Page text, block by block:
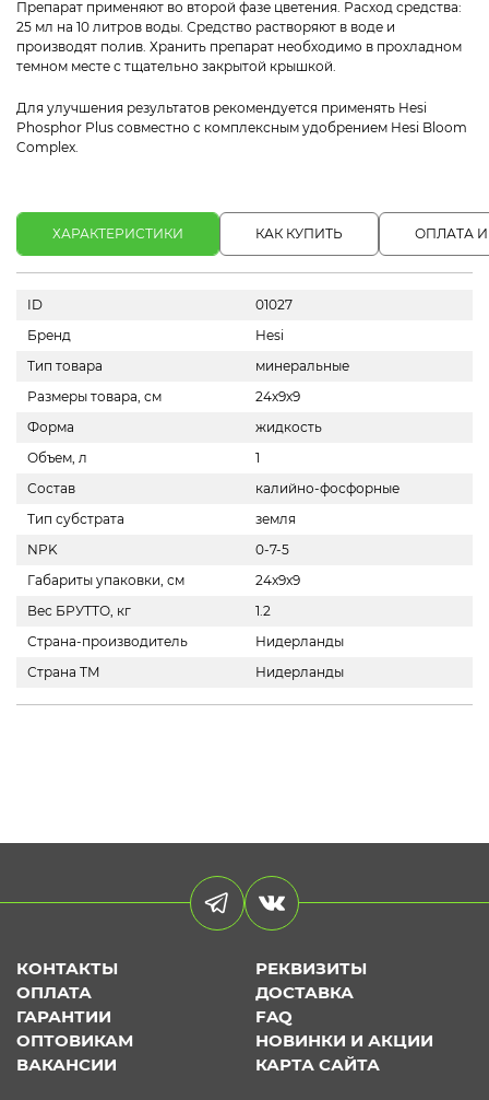
Препарат применяют во второй фазе цветения. Расход средства:
25 мл на 10 литров воды. Средство растворяют в воде и
производят полив. Хранить препарат необходимо в прохладном
темном месте с тщательно закрытой крышкой.
Для улучшения результатов рекомендуется применять Hesi
Phosphor Plus совместно с комплексным удобрением Hesi Bloom
Complex.
ХАРАКТЕРИСТИКИ КАК КУПИТЬ ОПЛАТА
ID
01027
Бренд
Hesi
Тип товара
минеральные
Размеры товара, см
24х9х9
Форма
жидкость
Объем, л
1
Состав
калийно-фосфорные
Тип субстрата
земля
NPK
0-7-5
Габариты упаковки, см
24x9x9
Вес БРУТТО, кг
1.2
Страна-производитель
Нидерланды
Страна ТМ
Нидерланды
КОНТАКТЫ
РЕКВИЗИТЫ
ОПЛАТА
ДОСТАВКА
ГАРАНТИИ
FAQ
ОПТОВИКАМ
НОВИНКИ И АКЦИИ
ВАКАНСИИ
КАРТА САЙТА